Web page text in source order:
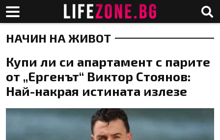
НАЧИН НА ЖИВОТ
Купи ли си апартамент с парите
от „Ергенът“ Виктор Стоянов:
Най-накрая истината излезе